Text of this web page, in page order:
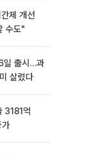
제 개선
수도"
일 출시…과
살렸다
3181억